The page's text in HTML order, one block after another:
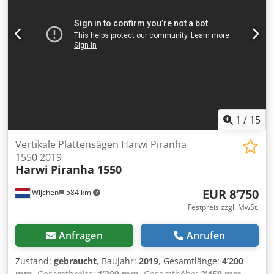
1 / 15
Wijchen 584 km
Vertikale Plattensägen Harwi Piranha
1550 2019
Harwi Piranha 1550
EUR 8’750
Festpreis zzgl. MwSt.
Anfragen Anrufen
Zustand: gebraucht, Baujahr: 2019, Gesamtlänge: 4’200